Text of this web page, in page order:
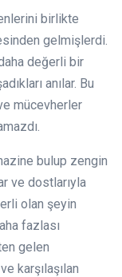
birlikte
gelmişlerdi.
değerli bir
anılar. Bu
mücevherler
bulup zengin
ve dostlarıyla
olan şeyin
fazlası
gelen
karşılaşılan